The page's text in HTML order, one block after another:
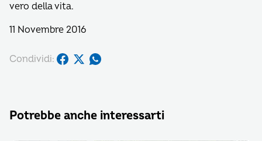
vero della vita.
11 Novembre 2016
Condividi:
Potrebbe anche interessarti